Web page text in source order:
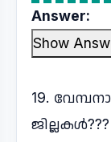
Answer:
Show
19.
ജില്ലകൾ???